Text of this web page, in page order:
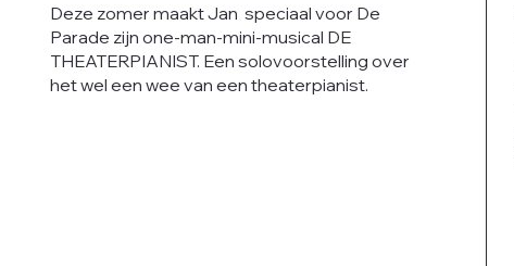
Deze zomer maakt Jan speciaal voor De
Parade zijn one-man-mini-musical DE
THEATERPIANIST. Een solovoorstelling over
het wel een wee van een theaterpianist.